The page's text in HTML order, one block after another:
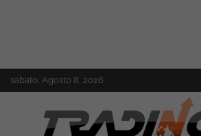
to
sabato, Agosto 8, 2026